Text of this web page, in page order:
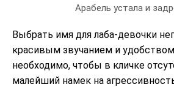
Арабель устала и
Выбрать имя для лаба-девочки
красивым звучанием и
необходимо, чтобы в кличке
малейший намек на